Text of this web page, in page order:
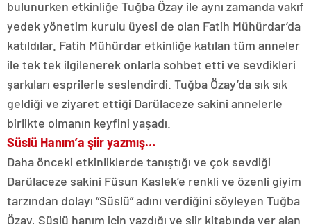
bulunurken etkinliğe Tuğba Özay ile aynı zamanda vakıf
yedek yönetim kurulu üyesi de olan Fatih Mühürdar’da
katıldılar. Fatih Mühürdar etkinliğe katılan tüm anneler
ile tek tek ilgilenerek onlarla sohbet etti ve sevdikleri
şarkıları esprilerle seslendirdi. Tuğba Özay’da sık sık
geldiği ve ziyaret ettiği Darülaceze sakini annelerle
birlikte olmanın keyfini yaşadı.
Süslü Hanım’a şiir yazmış…
Daha önceki etkinliklerde tanıştığı ve çok sevdiği
Darülaceze sakini Füsun Kaslek’e renkli ve özenli giyim
tarzından dolayı “Süslü” adını verdiğini söyleyen Tuğba
Özay, Süslü hanım için yazdığı ve şiir kitabında yer alan